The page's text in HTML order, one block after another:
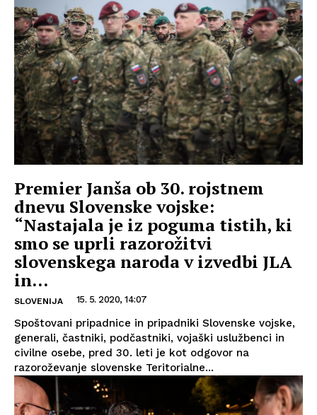
Premier Janša ob 30. rojstnem
dnevu Slovenske vojske:
“Nastajala je iz poguma tistih, ki
smo se uprli razorožitvi
slovenskega naroda v izvedbi JLA
in...
SLOVENIJA 15. 5. 2020, 14:07
Spoštovani pripadnice in pripadniki Slovenske vojske,
generali, častniki, podčastniki, vojaški uslužbenci in
civilne osebe, pred 30. leti je kot odgovor na
razoroževanje slovenske Teritorialne...